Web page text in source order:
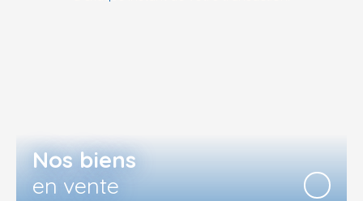
Nos biens
en vente